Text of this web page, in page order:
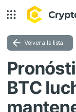
Volver a la lista
BTC